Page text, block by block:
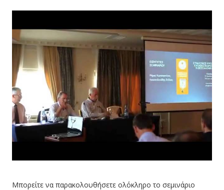
Μπορείτε να παρακολουθήσετε ολόκληρο το σεμινάριο